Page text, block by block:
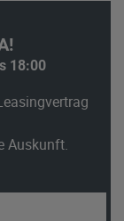
18:00
Auskunft.